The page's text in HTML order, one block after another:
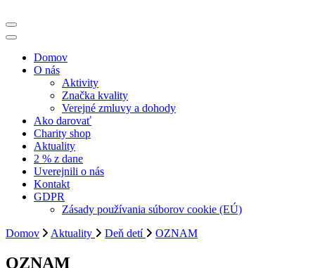
Domov
O nás
Aktivity
Značka kvality
Verejné zmluvy a dohody
Ako darovať
Charity shop
Aktuality
2 % z dane
Uverejnili o nás
Kontakt
GDPR
Zásady používania súborov cookie (EÚ)
Domov
Aktuality Deň detí OZNAM
OZNAM